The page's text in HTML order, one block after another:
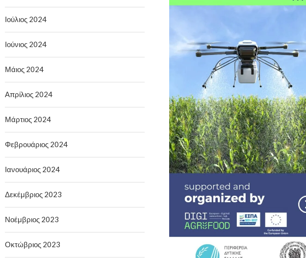
Ιούλιος 2024
Ιούνιος 2024
Μάιος 2024
Απρίλιος 2024
Μάρτιος 2024
Φεβρουάριος 2024
Ιανουάριος 2024
Δεκέμβριος 2023
Νοέμβριος 2023
Οκτώβριος 2023